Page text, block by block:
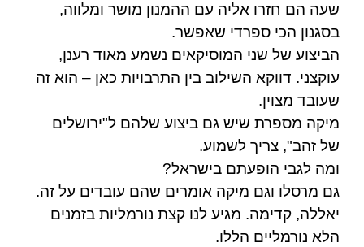
שעה הם חזרו אליה עם ההמנון מושר ומלווה,
בסגנון הכי ספרדי שאפשר.
הביצוע של שני המוסיקאים נשמע מאוד רענן,
עוקצני. דווקא השילוב בין התרבויות כאן – הוא זה
שעובד מצוין.
מיקה מספרת שיש גם ביצוע שלהם ל"ירושלים
של זהב", צריך לשמוע.
ומה לגבי הופעתם בישראל?
גם מרסלו וגם מיקה אומרים שהם עובדים על זה.
יאללה, קדימה. מגיע לנו קצת נורמליות בזמנים
הלא נורמליים הללו.